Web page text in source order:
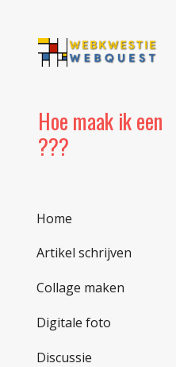
Hoe maak ik een
???
Home
Artikel schrijven
Collage maken
Digitale foto
Discussie